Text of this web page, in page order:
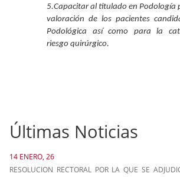
5.Capacitar al titulado en Podología
valoración de los pacientes
Podológica así como para la
riesgo quirúrgico.
Últimas Noticias
14 ENERO, 26
RESOLUCION RECTORAL POR LA QUE SE